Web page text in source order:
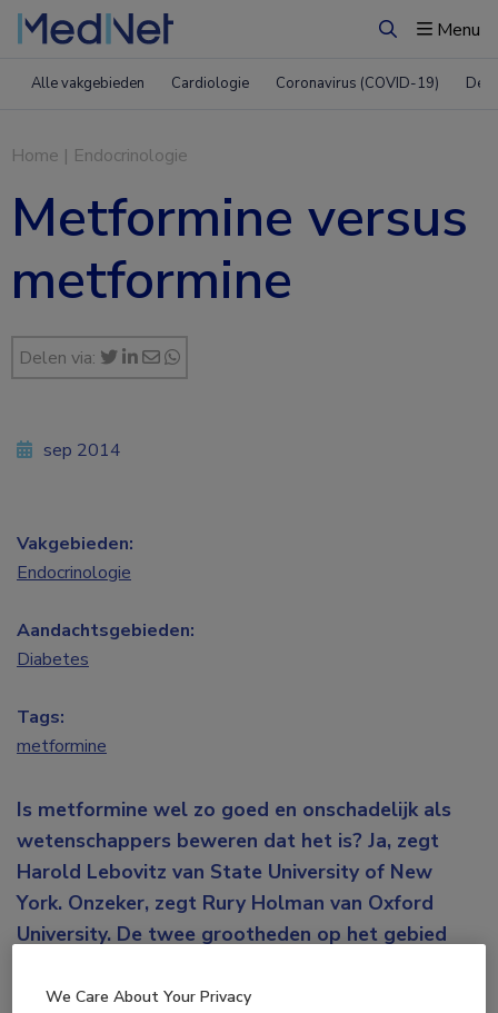
ZoekenMenu
Alle vakgebieden Cardiologie Coronavirus (COVID-19)
Home | Endocrinologie
Metformine versus
metformine
Delen via:
Is metformine wel zo goed en onschadelijk als
wetenschappers beweren dat het is? Ja, zegt
Harold Lebovitz van State University of New
York. Onzeker, zegt Rury Holman van Oxford
University. De twee grootheden op het gebied
op het congres van de European Association for
sep 2014
Vakgebieden:
Endocrinologie
Aandachtsgebieden:
Diabetes
Tags:
metformine
We Care About Your Privacy